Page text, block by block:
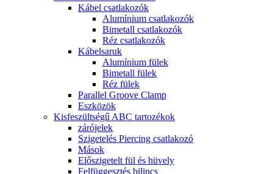
Kábel csatlakozók
Alumínium csatlakozók
Bimetall csatlakozók
Réz csatlakozók
Kábelsaruk
Alumínium fülek
Bimetall fülek
Réz fülek
Parallel Groove Clamp
Eszközök
Kisfeszültségű ABC tartozékok
zárójelek
Szigetelés Piercing csatlakozó
Mások
Előszigetelt fül és hüvely
Felfüggesztés bilincs